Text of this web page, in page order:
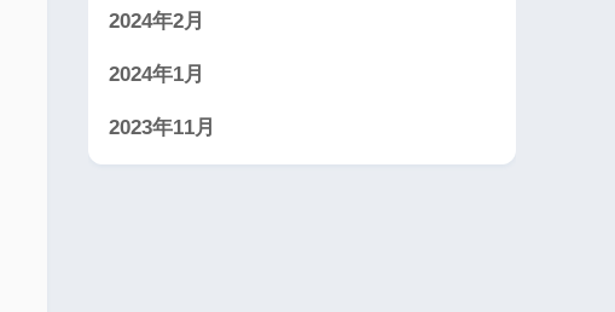
2024年2月
2024年1月
2023年11月